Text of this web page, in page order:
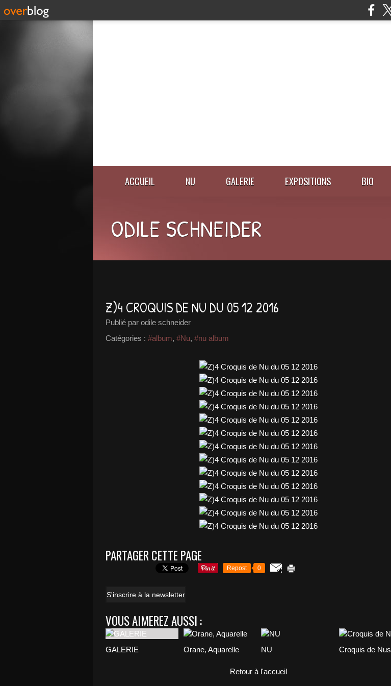
ACCUEIL NU GALERIE EXPOSITIONS BIO
ODILE SCHNEIDER
Z)4 CROQUIS DE NU DU 05 12 2016
Publié par odile schneider
Catégories : #album, #Nu, #nu album
PARTAGER CETTE PAGE
Repost 0
S'inscrire à la newsletter
VOUS AIMEREZ AUSSI :
GALERIE Orane, Aquarelle NU Croquis de Nus
Retour à l'accueil